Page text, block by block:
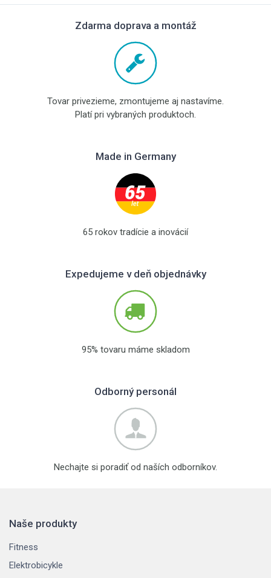
Zdarma doprava a montáž
Tovar privezieme, zmontujeme aj nastavíme.
Platí pri vybraných produktoch.
Made in Germany
65 rokov tradície a inovácií
Expedujeme v deň objednávky
95% tovaru máme skladom
Odborný personál
Nechajte si poradiť od naších odborníkov.
Naše produkty
Fitness
Elektrobicykle